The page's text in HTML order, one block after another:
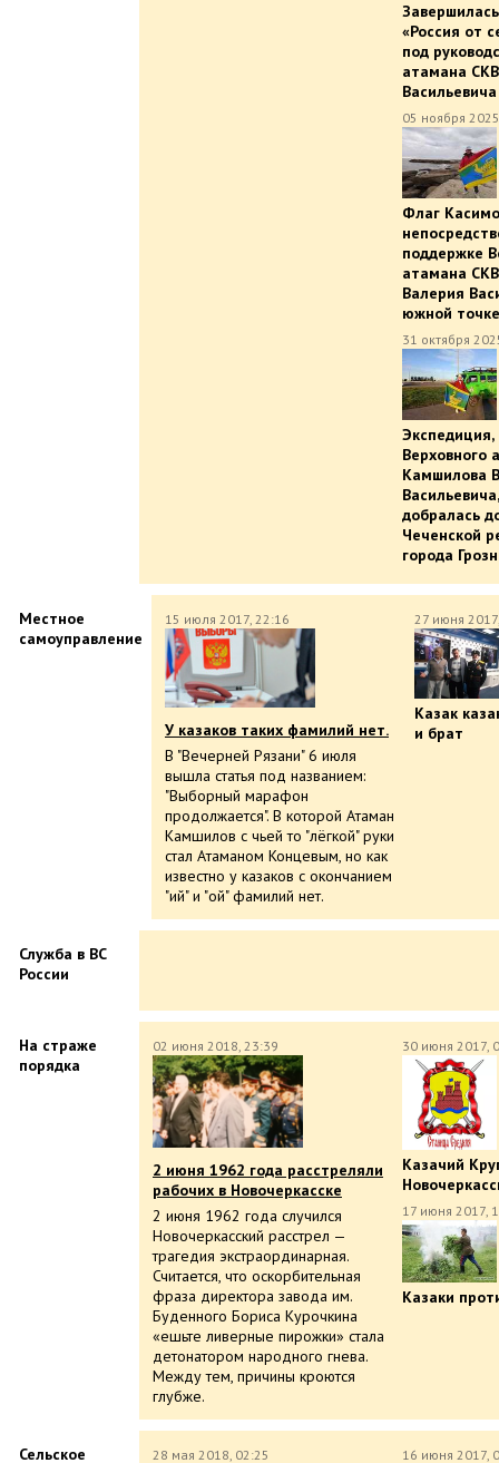
«Россия от
под
атамана
05 ноября
Флаг
поддержке
атамана
Валерия
южной
31 октября
Верховного
Камшилова
добралась
Чеченской
города
Местное
самоуправление
15 июля 2017, 22:16
У казаков таких фамилий нет.
В "Вечерней Рязани" 6 июля
вышла статья под названием:
"Выборный марафон
продолжается". В которой Атаман
Камшилов с чьей то "лёгкой" руки
стал Атаманом Концевым, но как
известно у казаков с окончанием
"ий" и "ой" фамилий нет.
27 июня
Казак
и брат
Служба в ВС
России
На страже
порядка
02 июня 2018, 23:39
2 июня 1962 года расстреляли
рабочих в Новочеркасске
2 июня 1962 года случился
Новочеркасский расстрел —
трагедия экстраординарная.
Считается, что оскорбительная
фраза директора завода им.
Буденного Бориса Курочкина
«ешьте ливерные пирожки» стала
детонатором народного гнева.
Между тем, причины кроются
глубже.
30 июня 2017,
Казачий
17 июня 2017,
Казаки
Сельское 28 мая 2018, 02:25 16 июня 2017,